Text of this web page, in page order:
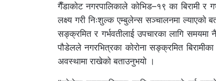
गैँडाकोट नगरपालिकाले कोभिड–१९ का बिरामी र
लक्ष्य गरी निःशुल्क एम्बुलेन्स सञ्चालनमा
सङ्क्रमित र गर्भवतीलाई उपचारका लागि समयमा
पौडेलले नगरभित्रका कोरोना सङ्क्रमित
अवस्थामा राखेको बताउनुभयो ।